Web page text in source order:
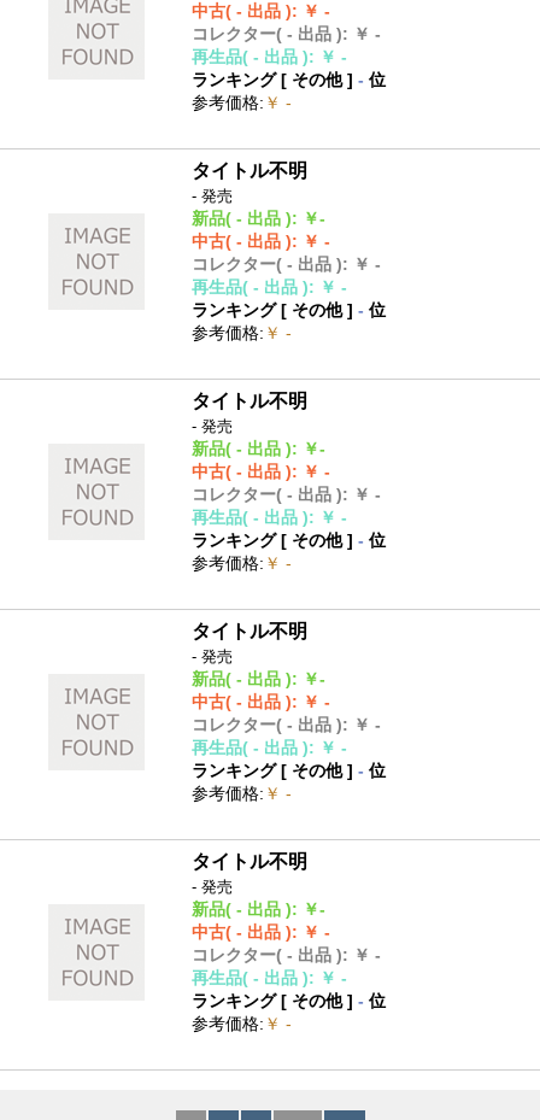
中古( - 出品 ): ￥ -
コレクター( - 出品 ): ￥ -
再生品( - 出品 ): ￥ -
ランキング [ その他]- 位
参考価格: ￥ -
タイトル不明
- 発売
新品( - 出品 ): ￥-
中古( - 出品 ): ￥ -
コレクター( - 出品 ): ￥ -
再生品( - 出品 ): ￥ -
ランキング [ その他]- 位
参考価格: ￥ -
タイトル不明
- 発売
新品( - 出品 ): ￥-
中古( - 出品 ): ￥ -
コレクター( - 出品 ): ￥ -
再生品( - 出品 ): ￥ -
ランキング [ その他]- 位
参考価格: ￥ -
タイトル不明
- 発売
新品( - 出品 ): ￥-
中古( - 出品 ): ￥ -
コレクター( - 出品 ): ￥ -
再生品( - 出品 ): ￥ -
ランキング [ その他]- 位
参考価格: ￥ -
タイトル不明
- 発売
新品( - 出品 ): ￥-
中古( - 出品 ): ￥ -
コレクター( - 出品 ): ￥ -
再生品( - 出品 ): ￥ -
ランキング [ その他]- 位
参考価格: ￥ -